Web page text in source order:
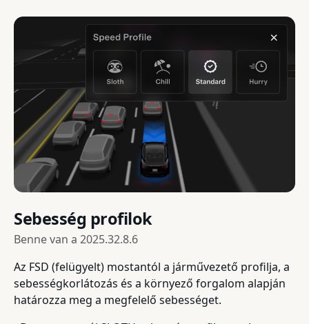
Sebesség profilok
Benne van a 2025.32.8.6
Az FSD (felügyelt) mostantól a járművezető profilja, a
sebességkorlátozás és a környező forgalom alapján
határozza meg a megfelelő sebességet.